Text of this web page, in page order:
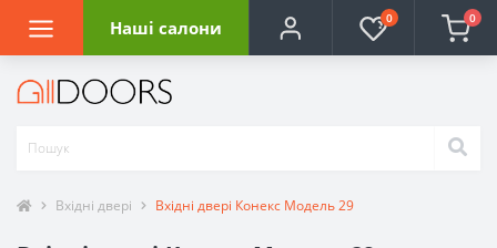
Наші салони 0 0
Вхідні двері Вхідні двері Конекс Модель 29